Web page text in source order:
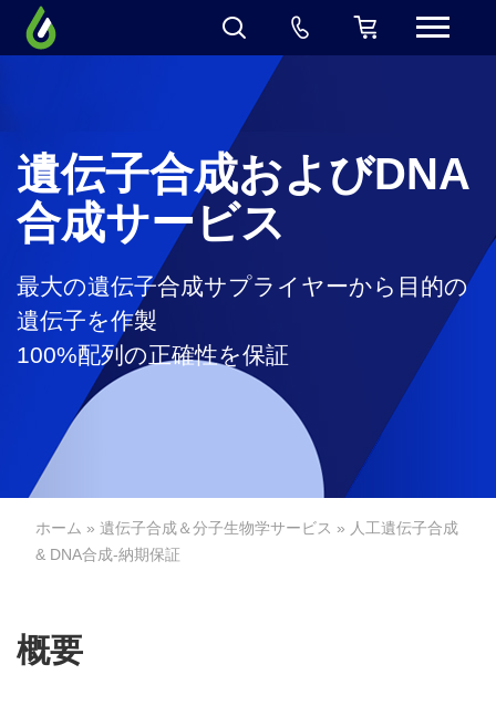
遺伝子合成およびDNA
合成サービス
最大の遺伝子合成サプライヤーから目的の
遺伝子を作製
100%配列の正確性を保証
ホーム »遺伝子合成＆分子生物学サービス » 人工遺伝子合成
& DNA合成-納期保証
概要